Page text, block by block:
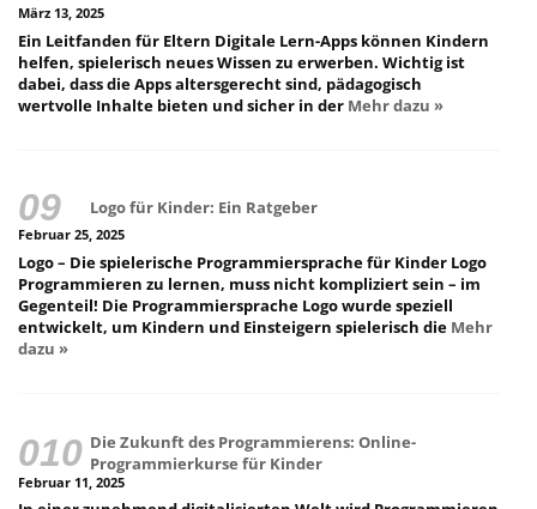
März 13, 2025
Ein Leitfanden für Eltern Digitale Lern-Apps können Kindern
helfen, spielerisch neues Wissen zu erwerben. Wichtig ist
dabei, dass die Apps altersgerecht sind, pädagogisch
wertvolle Inhalte bieten und sicher in der Mehr dazu »
Logo für Kinder: Ein Ratgeber
Februar 25, 2025
Logo – Die spielerische Programmiersprache für Kinder Logo
Programmieren zu lernen, muss nicht kompliziert sein – im
Gegenteil! Die Programmiersprache Logo wurde speziell
entwickelt, um Kindern und Einsteigern spielerisch die Mehr
dazu »
Die Zukunft des Programmierens: Online-
Programmierkurse für Kinder
Februar 11, 2025